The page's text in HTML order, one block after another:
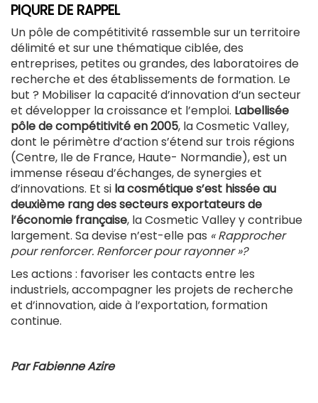
PIQURE DE RAPPEL
Un pôle de compétitivité rassemble sur un territoire
délimité et sur une thématique ciblée, des
entreprises, petites ou grandes, des laboratoires de
recherche et des établissements de formation. Le
but ? Mobiliser la capacité d’innovation d’un secteur
et développer la croissance et l’emploi. Labellisée
pôle de compétitivité en 2005, la Cosmetic Valley,
dont le périmètre d’action s’étend sur trois régions
(Centre, Ile de France, Haute- Normandie), est un
immense réseau d’échanges, de synergies et
d’innovations. Et si la cosmétique s’est hissée au
deuxième rang des secteurs exportateurs de
l’économie française, la Cosmetic Valley y contribue
largement. Sa devise n’est-elle pas « Rapprocher
pour renforcer. Renforcer pour rayonner »?
Les actions : favoriser les contacts entre les
industriels, accompagner les projets de recherche
et d’innovation, aide à l’exportation, formation
continue.
Par Fabienne Azire